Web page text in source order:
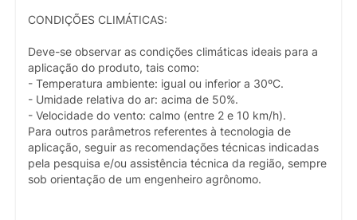
CONDIÇÕES CLIMÁTICAS:
Deve-se observar as condições climáticas ideais para a
aplicação do produto, tais como:
- Temperatura ambiente: igual ou inferior a 30ºC.
- Umidade relativa do ar: acima de 50%.
- Velocidade do vento: calmo (entre 2 e 10 km/h).
Para outros parâmetros referentes à tecnologia de
aplicação, seguir as recomendações técnicas indicadas
pela pesquisa e/ou assistência técnica da região, sempre
sob orientação de um engenheiro agrônomo.